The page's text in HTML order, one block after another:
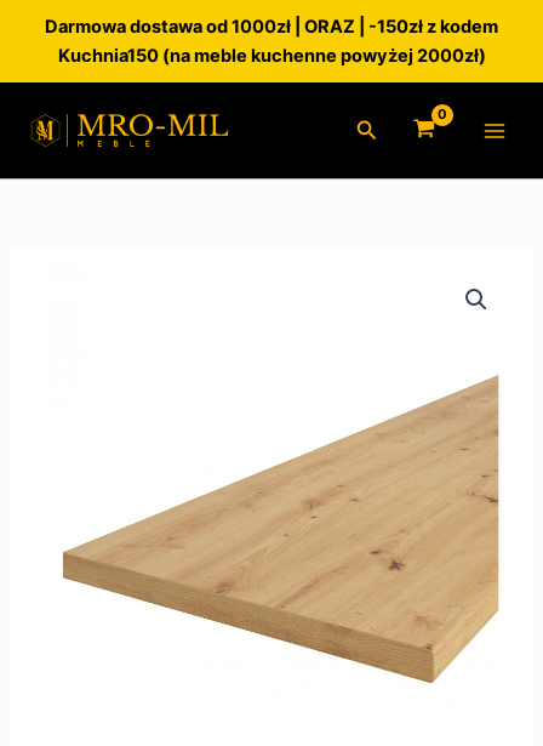
Darmowa dostawa od 1000zł | ORAZ | -150zł z kodem
Kuchnia150 (na meble kuchenne powyżej 2000zł)
Szukaj